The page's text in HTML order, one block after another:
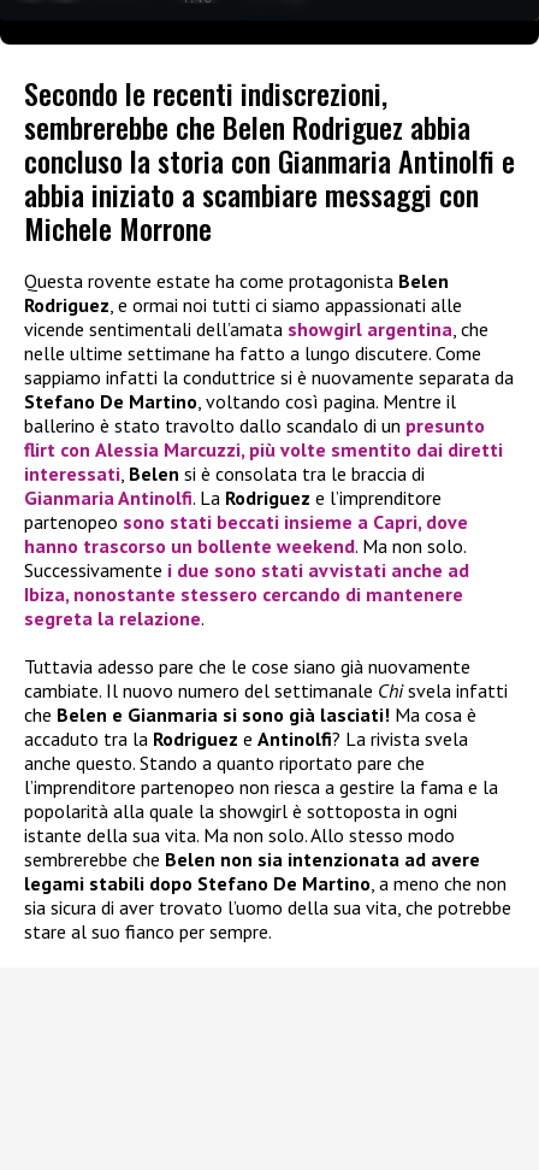
Secondo le recenti indiscrezioni,
sembrerebbe che Belen Rodriguez abbia
concluso la storia con Gianmaria Antinolfi e
abbia iniziato a scambiare messaggi con
Michele Morrone
Questa rovente estate ha come protagonista Belen
Rodriguez, e ormai noi tutti ci siamo appassionati alle
vicende sentimentali dell’amata showgirl argentina, che
nelle ultime settimane ha fatto a lungo discutere. Come
sappiamo infatti la conduttrice si è nuovamente separata da
Stefano De Martino, voltando così pagina. Mentre il
ballerino è stato travolto dallo scandalo di un presunto
flirt con Alessia Marcuzzi, più volte smentito dai diretti
interessati, Belen si è consolata tra le braccia di
Gianmaria Antinolfi. La Rodriguez e l’imprenditore
partenopeo sono stati beccati insieme a Capri, dove
hanno trascorso un bollente weekend. Ma non solo.
Successivamente i due sono stati avvistati anche ad
Ibiza, nonostante stessero cercando di mantenere
segreta la relazione.
Tuttavia adesso pare che le cose siano già nuovamente
cambiate. Il nuovo numero del settimanale Chisvela infatti
che Belen e Gianmaria si sono già lasciati! Ma cosa è
accaduto tra la Rodriguez e Antinolfi? La rivista svela
anche questo. Stando a quanto riportato pare che
l’imprenditore partenopeo non riesca a gestire la fama e la
popolarità alla quale la showgirl è sottoposta in ogni
istante della sua vita. Ma non solo. Allo stesso modo
sembrerebbe che Belen non sia intenzionata ad avere
legami stabili dopo Stefano De Martino, a meno che non
sia sicura di aver trovato l’uomo della sua vita, che potrebbe
stare al suo fianco per sempre.